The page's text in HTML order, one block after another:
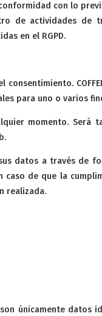
con lo
de actividades de
en el RGPD.
para uno o varios
momento.
datos a través de
de que la
realizada.
son únicamente